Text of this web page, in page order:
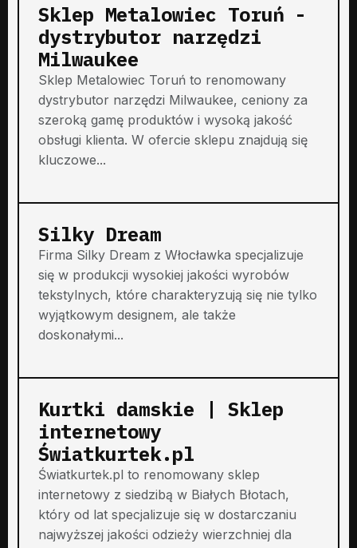
Sklep Metalowiec Toruń -
dystrybutor narzędzi
Milwaukee
Sklep Metalowiec Toruń to renomowany
dystrybutor narzędzi Milwaukee, ceniony za
szeroką gamę produktów i wysoką jakość
obsługi klienta. W ofercie sklepu znajdują się
kluczowe...
Silky Dream
Firma Silky Dream z Włocławka specjalizuje
się w produkcji wysokiej jakości wyrobów
tekstylnych, które charakteryzują się nie tylko
wyjątkowym designem, ale także
doskonałymi...
Kurtki damskie | Sklep
internetowy
Światkurtek.pl
Światkurtek.pl to renomowany sklep
internetowy z siedzibą w Białych Błotach,
który od lat specjalizuje się w dostarczaniu
najwyższej jakości odzieży wierzchniej dla